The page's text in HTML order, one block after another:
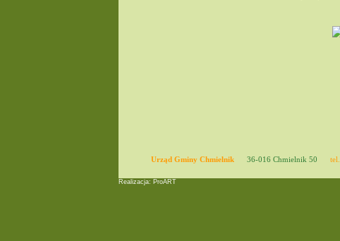
Urząd Gminy Chmielnik 36-016 Chmielnik 50 tel.
Realizacja: ProART